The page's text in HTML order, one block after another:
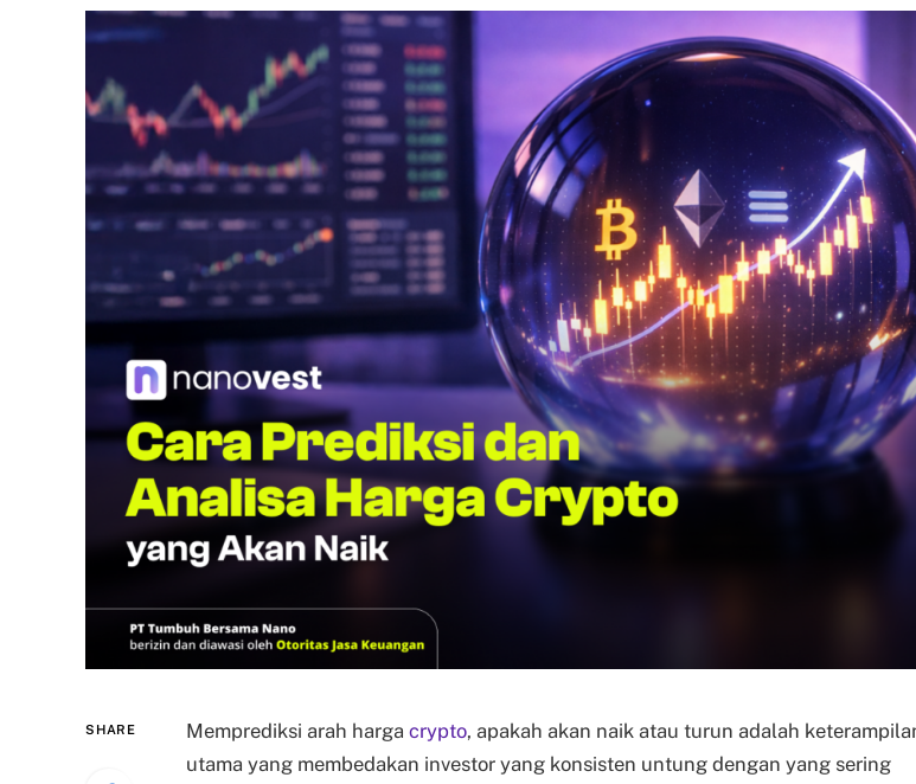
SHARE Memprediksi arah harga crypto, apakah akan naik atau turun adalah
utama yang membedakan investor yang konsisten untung dengan yang sering